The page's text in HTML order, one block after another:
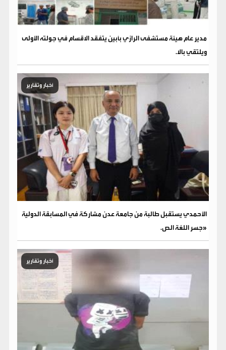
مدير عام هيئة مستشفى الرازي بأبين يتفقد الاقسام في جولته الأولى
ويلتقي بالا.
أخبار وتقارير
الأحمدي يستقبل طالبة من جامعة عدن مشاركة في المسابقة الدولية
«جسر اللغة الص.
أخبار وتقارير